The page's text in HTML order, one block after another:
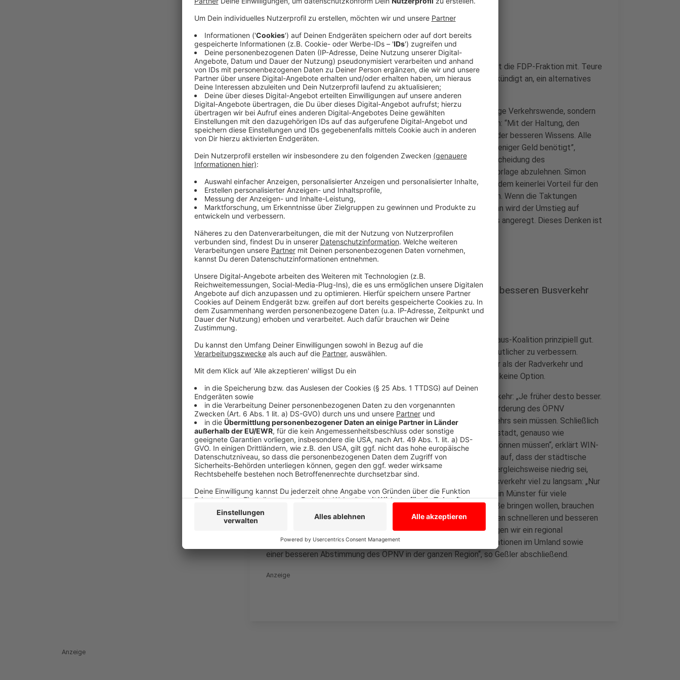
FDP will eigenes Konzept vorstellen
Anzeige
Das sei ideologisch motiviertes Denken und zu kurz gegriffen, teilt die FDP-Fraktion mit. Teure
Parkplätze seien keine Lösung für die Mobilitätswende. Die FDP kündigt an, ein alternatives
Mobilitätskonzept für Münster vorlegen zu wollen.
Für die FDP-Ratsfraktion ist das kein Vorschlag für eine nachhaltige Verkehrswende, sondern
eine neue Idee, um den Individual-Verkehr in Münster zu verhindern: “Mit der Haltung, den
Ticketpreis für den ÖPNV nicht zu erhöhen, agiert das Bündnis wider besseren Wissens. Alle
Experten und Gutachten zeigen, dass der ÖPNV mehr und nicht weniger Geld benötigt”,
kritisiert FDP-Fraktionsvorsitzender Jörg Berens die jüngste Entscheidung des
Ratsbündnisses von Grünen, SPD und Volt, eine entsprechende Vorlage abzulehnen. Simon
Haastert, verkehrspolitischer Sprecher der FDP Münster, sieht zudem keinerlei Vorteil für den
ÖPNV: “Langfristig wird diese Haltung zum Qualitätsverlust führen. Wenn die Taktungen
schlecht bleiben und das Angebot eventuell ausgedünnt wird, dann wird der Umstieg auf
öffentliche Verkehrsmittel auch nicht durch einen günstigen Preis angeregt. Dieses Denken ist
falsch, wenn man die Mobilitätswende ernsthaft gestalten will.”
Anzeige
Wirtschaftsinitiative Münster sieht raschen Bedarf für besseren Busverkehr
Anzeige
Die Wirtschaftsinitiative Münster (WIN) findet die Ideen der Rathaus-Koalition prinzipiell gut.
Sie fordert aber, den Busverkehr in der Stadt noch rascher und deutlicher zu verbessern.
Aktuell seien die Busse in Münster im Schnitt nur 2 km/h schneller als der Radverkehr und
damit viel zu langsam. Damit seien sie für viele jetzige Autofahrer keine Option.
Die WIN habe eine klare Position zu Verbesserungen beim Nahverkehr: „Je früher desto besser.
Die WIN hat bereits mehrfach auf notwendige Maßnahmen zur Förderung des ÖPNV
hingewiesen, die Grundlage für eine Beschränkung des PKW-Verkehrs sein müssen. Schließlich
brauchen Gastronomie und Einzelhandel die Besucher in der Innenstadt, genauso wie
Arbeitnehmer jederzeit pünktlich zu ihrer Arbeitsstätte kommen können müssen“, erklärt WIN-
Vorstandsmitglied Marcus Geßler. Der Zwischenbericht zeige u. a. auf, dass der städtische
ÖPNV mit 10 Prozent Wegeanteil am sogenannten Modal Split vergleichsweise niedrig sei,
wenn man auch auf andere Großstädte schaue. Zudem sei der Busverkehr viel zu langsam: „Nur
2 km/h schneller als der Radverkehr – ein Witz! So bleibt der Bus in Münster für viele
Menschen keine Option. Wenn wir aber weniger PKW auf die Straße bringen wollen, brauchen
wir auch tatsächlich mehr Investitionen in die Infrastruktur für einen schnelleren und besseren
Nahverkehr – und das besser heute als morgen! Vor allem benötigen wir ein regional
übergreifendes Konzept mit deutlich mehr und besseren Mobilstationen im Umland sowie
einer besseren Abstimmung des ÖPNV in der ganzen Region“, so Geßler abschließend.
Anzeige
Anzeige